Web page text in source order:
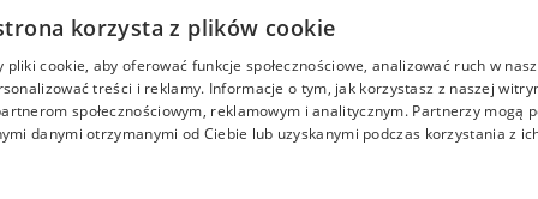
– to przedłuży trwałość produktu.
nasze produkty tworzymy z myślą o
korzysta z plików cookie
pliki cookie, aby oferować funkcje społecznościowe, analizować ruch w
treści i reklamy. Informacje o tym, jak korzystasz z naszej
społecznościowym, reklamowym i analitycznym. Partnerzy mogą
danymi otrzymanymi od Ciebie lub uzyskanymi podczas korzystania z